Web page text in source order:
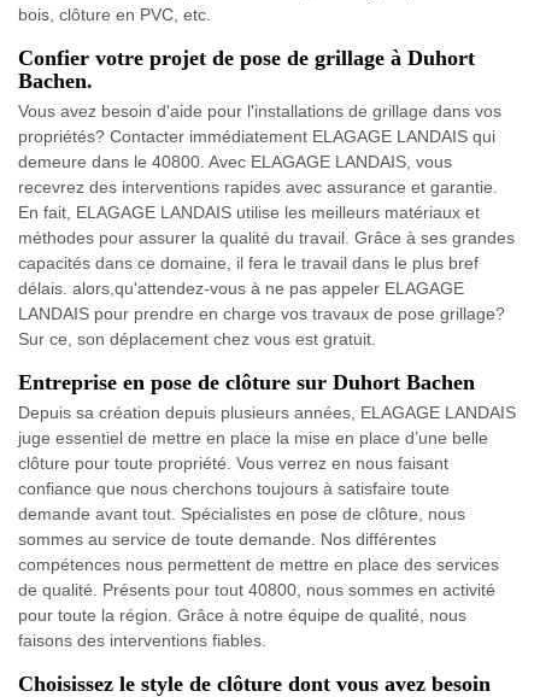
bois, clôture en PVC, etc.
Confier votre projet de pose de grillage à Duhort
Bachen.
Vous avez besoin d'aide pour l'installations de grillage dans vos
propriétés? Contacter immédiatement ELAGAGE LANDAIS qui
demeure dans le 40800. Avec ELAGAGE LANDAIS, vous
recevrez des interventions rapides avec assurance et garantie.
En fait, ELAGAGE LANDAIS utilise les meilleurs matériaux et
méthodes pour assurer la qualité du travail. Grâce à ses grandes
capacités dans ce domaine, il fera le travail dans le plus bref
délais. alors,qu'attendez-vous à ne pas appeler ELAGAGE
LANDAIS pour prendre en charge vos travaux de pose grillage?
Sur ce, son déplacement chez vous est gratuit.
Entreprise en pose de clôture sur Duhort Bachen
Depuis sa création depuis plusieurs années, ELAGAGE LANDAIS
juge essentiel de mettre en place la mise en place d’une belle
clôture pour toute propriété. Vous verrez en nous faisant
confiance que nous cherchons toujours à satisfaire toute
demande avant tout. Spécialistes en pose de clôture, nous
sommes au service de toute demande. Nos différentes
compétences nous permettent de mettre en place des services
de qualité. Présents pour tout 40800, nous sommes en activité
pour toute la région. Grâce à notre équipe de qualité, nous
faisons des interventions fiables.
Choisissez le style de clôture dont vous avez besoin